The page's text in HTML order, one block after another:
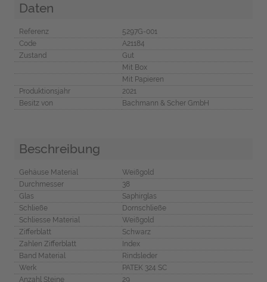
Daten
Referenz
5297G-001
Code
A21184
Zustand
Gut
Mit Box
Mit Papieren
Produktionsjahr
2021
Besitz von
Bachmann & Scher GmbH
Beschreibung
Gehäuse Material
Weißgold
Durchmesser
38
Glas
Saphirglas
Schließe
Dornschließe
Schliesse Material
Weißgold
Zifferblatt
Schwarz
Zahlen Zifferblatt
Index
Band Material
Rindsleder
Werk
PATEK 324 SC
Anzahl Steine
29